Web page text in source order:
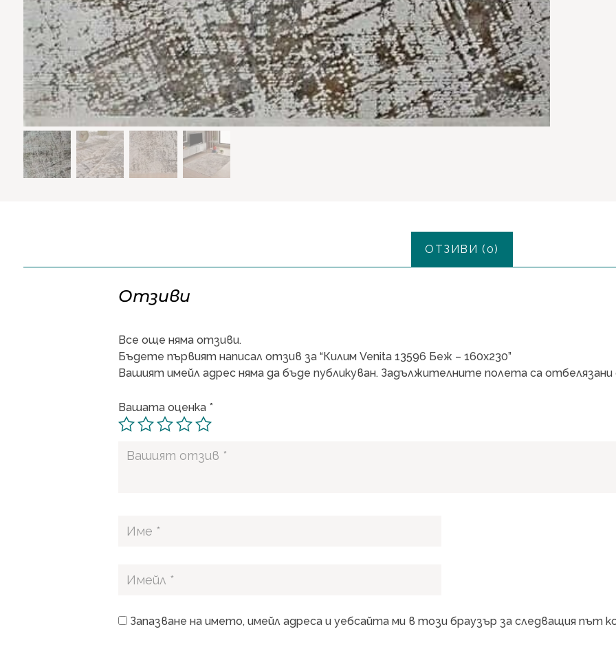
ОТЗИВИ (0)
Отзиви
Все още няма отзиви.
Бъдете първият написал отзив за “Килим Venita 13596 Беж – 160х230”
Вашият имейл адрес няма да бъде публикуван. Задължителните полета са
Вашата оценка *
Запазване на името, имейл адреса и уебсайта ми в този браузър за следващия път